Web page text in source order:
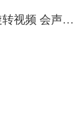
，如果想要加快速
着慢的方向滑动即
间填写具体时间即
会声会影如何旋转视频 会声会影旋转视频怎么去黑边